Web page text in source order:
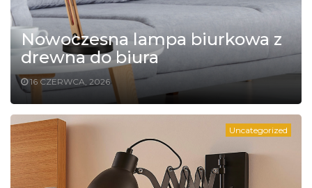
Nowoczesna lampa biurkowa z
drewna do biura
16 CZERWCA, 2026
Uncategorized